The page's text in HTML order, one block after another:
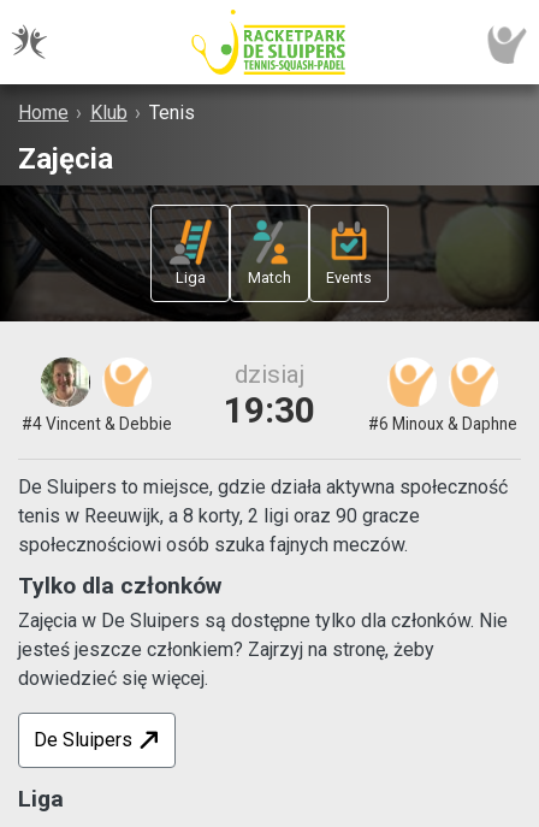
Home › Klub › Tenis
Zajęcia
Liga Match Events
#4 Vincent & Debbie
dzisiaj
19:30 #6 Minoux & Daphne
De Sluipers to miejsce, gdzie działa aktywna społeczność
tenis w Reeuwijk, a 8 korty, 2 ligi oraz 90 gracze
społecznościowi osób szuka fajnych meczów.
Tylko dla członków
Zajęcia w De Sluipers są dostępne tylko dla członków. Nie
jesteś jeszcze członkiem? Zajrzyj na stronę, żeby
dowiedzieć się więcej.
De Sluipers
Liga